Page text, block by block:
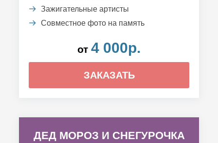
Зажигательные артисты
Совместное фото на память
от 4 000р.
ЗАКАЗАТЬ
ДЕД МОРОЗ И СНЕГУРОЧКА